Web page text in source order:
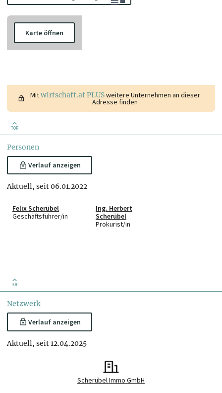
Karte öffnen
Mitwirtschaft.at PLUSweitere Unternehmen an dieser
Adresse finden
TOP
Personen
Verlauf anzeigen
Aktuell, seit 06.01.2022
Felix Scherübel
Geschäftsführer/in
Ing. Herbert
Scherübel
Prokurist/in
TOP
Netzwerk
Verlauf anzeigen
Aktuell, seit 12.04.2025
Scherübel Immo GmbH